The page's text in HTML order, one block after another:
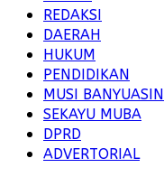
REDAKSI
DAERAH
HUKUM
PENDIDIKAN
MUSI BANYUASIN
SEKAYU MUBA
DPRD
ADVERTORIAL